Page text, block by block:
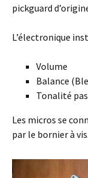
pickguard
L’électronique
Volume
Balance
Tonalité
Les micros se
par le bornier à vis.